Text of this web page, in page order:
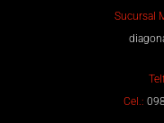
Sucursal
Cel.: